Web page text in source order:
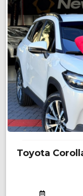
Toyota